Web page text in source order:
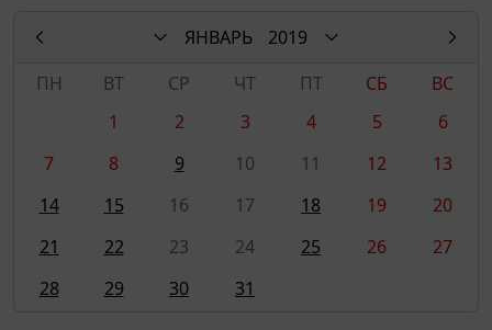
ЯНВАРЬ
2019
ПН
ВТ СР ЧТ ПТ СБ
ВС
1
2 3 4 5
6
7
8 9 10 11 12
13
14
15 16 17 18 19
20
21
22 23 24 25 26
27
28
29 30 31